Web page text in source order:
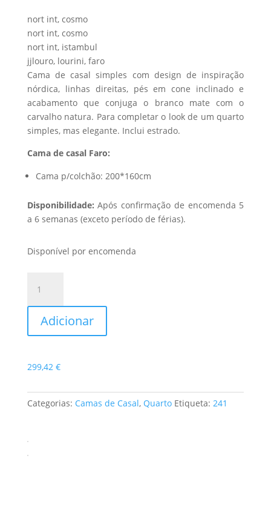
nort int, cosmo
nort int, cosmo
nort int, istambul
jjlouro, lourini, faro
Cama de casal simples com design de inspiração
nórdica, linhas direitas, pés em cone inclinado e
acabamento que conjuga o branco mate com o
carvalho natura. Para completar o look de um quarto
simples, mas elegante. Inclui estrado.
Cama de casal Faro:
Cama p/colchão: 200*160cm
Disponibilidade: Após confirmação de encomenda 5
a 6 semanas (exceto período de férias).
Disponível por encomenda
Cama
Casal
Adicionar
299,42 €
Categorias: Camas de Casal, Quarto Etiqueta: 241